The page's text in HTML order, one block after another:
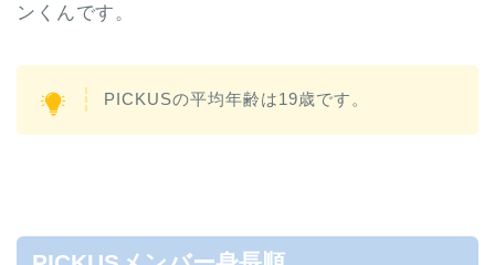
ンくんです。
PICKUSの平均年齢は19歳です。